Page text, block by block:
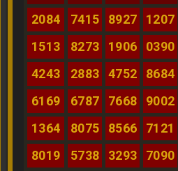
2084
7415 8927 1207
1513
8273 1906 0390
4243
2883 4752 8684
6169
6787 7668 9002
1364
8075 8566 7121
8019
5738 3293 7090